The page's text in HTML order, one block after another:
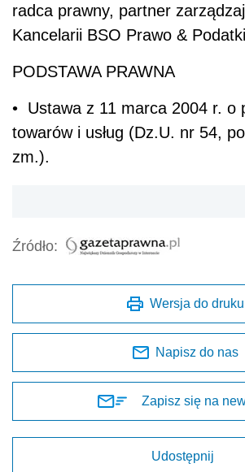
radca prawny, partner
Kancelarii BSO Prawo & Podatki
PODSTAWA PRAWNA
• Ustawa z 11 marca 2004 r. o
towarów i usług (Dz.U. nr 54,
zm.).
Źródło:
Wersja do druku
Napisz do nas
Zapisz się na
Udostępnij